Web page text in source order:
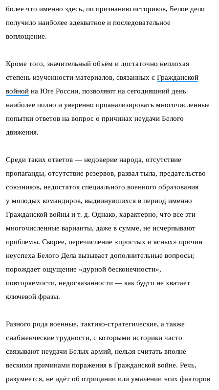
более что именно здесь, по признанию историков, Белое дело
получило наиболее адекватное и последовательное
воплощение.
Кроме того, значительный объём и достаточно неплохая
степень изученности материалов, связанных с Гражданской
войной на Юге России, позволяют на сегодняшний день
наиболее полно и уверенно проанализировать многочисленные
попытки ответов на вопрос о причинах неудачи Белого
движения.
Среди таких ответов — недоверие народа, отсутствие
пропаганды, отсутствие резервов, развал тыла, предательство
союзников, недостаток специального военного образования
у молодых командиров, выдвинувшихся в период именно
Гражданской войны и т. д. Однако, характерно, что все эти
многочисленные варианты, даже в сумме, не исчерпывают
проблемы. Скорее, перечисление «простых и ясных» причин
неуспеха Белого Дела вызывает дополнительные вопросы;
порождает ощущение «дурной бесконечности»,
повторяемости, недосказанности — как будто не хватает
ключевой фразы.
Разного рода военные, тактико-стратегические, а также
снабженческие трудности, с которыми историки часто
связывают неудачи Белых армий, нельзя считать вполне
вескими причинами поражения в Гражданской войне. Речь,
разумеется, не идёт об отрицании или умалении этих факторов